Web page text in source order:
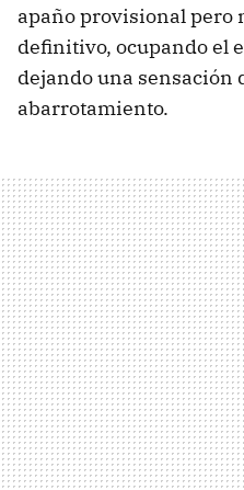
apaño provisional pero
definitivo, ocupando el
dejando una sensación
abarrotamiento.